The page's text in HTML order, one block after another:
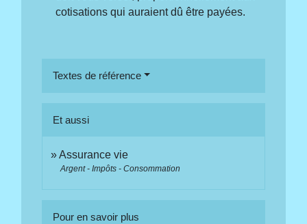
cotisations qui auraient dû être payées.
Textes de référence
Et aussi
Assurance vie
Argent - Impôts - Consommation
Pour en savoir plus